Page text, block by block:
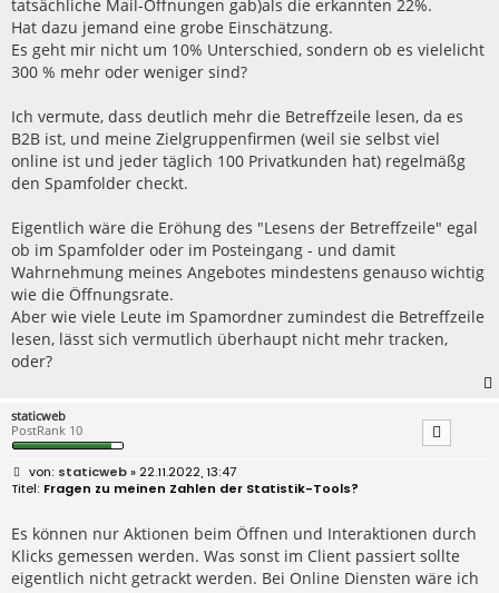
tatsächliche Mail-Öffnungen gab)als die erkannten 22%.
Hat dazu jemand eine grobe Einschätzung.
Es geht mir nicht um 10% Unterschied, sondern ob es vielelicht
300 % mehr oder weniger sind?
Ich vermute, dass deutlich mehr die Betreffzeile lesen, da es
B2B ist, und meine Zielgruppenfirmen (weil sie selbst viel
online ist und jeder täglich 100 Privatkunden hat) regelmäßg
den Spamfolder checkt.
Eigentlich wäre die Eröhung des "Lesens der Betreffzeile" egal
ob im Spamfolder oder im Posteingang - und damit
Wahrnehmung meines Angebotes mindestens genauso wichtig
wie die Öffnungsrate.
Aber wie viele Leute im Spamordner zumindest die Betreffzeile
lesen, lässt sich vermutlich überhaupt nicht mehr tracken,
oder?
staticweb
PostRank 10
B
e
r
a
g
staticweb» 22.11.2022, 13:47
Fragen zu meinen Zahlen der Statistik-Tools?
Es können nur Aktionen beim Öffnen und Interaktionen durch
Klicks gemessen werden. Was sonst im Client passiert sollte
eigentlich nicht getrackt werden. Bei Online Diensten wäre ich